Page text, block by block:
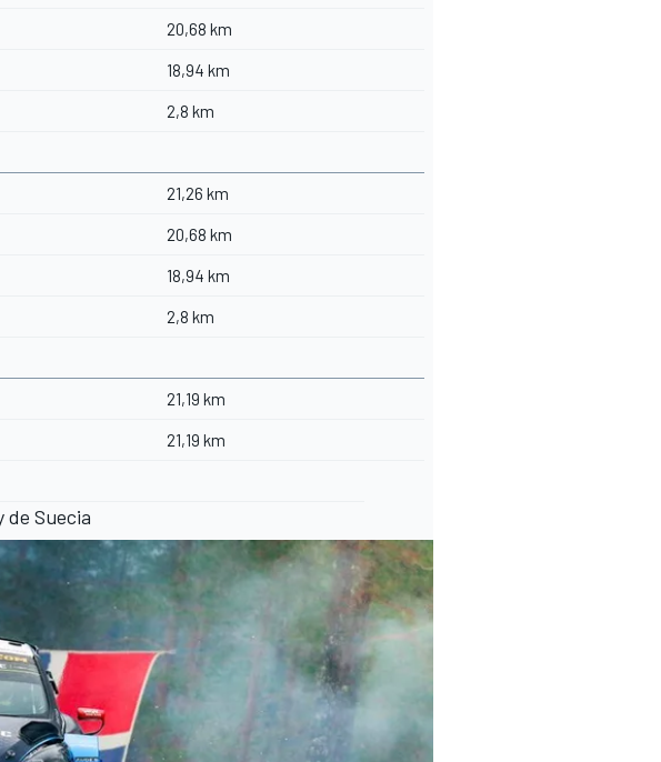
20,68 km
18,94 km
2,8 km
21,26 km
20,68 km
18,94 km
2,8 km
21,19 km
21,19 km
de Suecia